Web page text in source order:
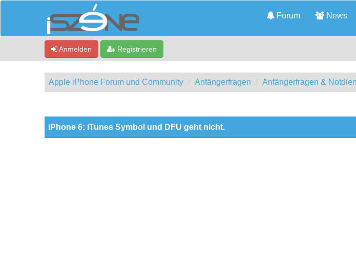
Forum News
Anmelden Registrieren
Apple iPhone Forum und Community Anfängerfragen Anfängerfragen &
iPhone 6: iTunes Symbol und DFU geht nicht.